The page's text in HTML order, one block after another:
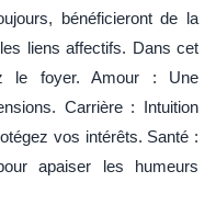
bénéficieront de la
liens affectifs. Dans cet
le foyer. Amour : Une
Carrière : Intuition
vos intérêts. Santé :
apaiser les humeurs